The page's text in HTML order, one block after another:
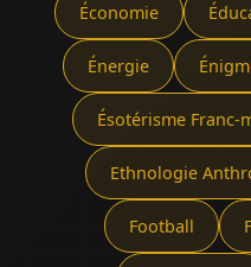
Économie
Énergie
Ésotérisme Franc-
Ethnologie
Football